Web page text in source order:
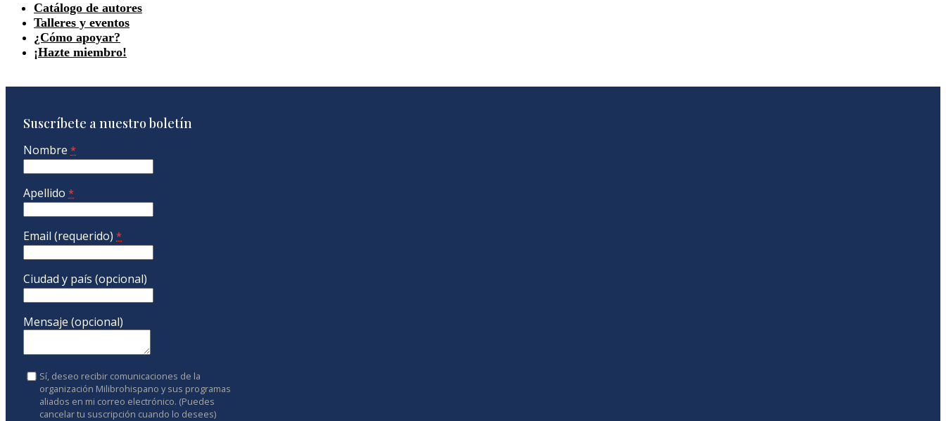
Catálogo de autores
Talleres y eventos
¿Cómo apoyar?
¡Hazte miembro!
Suscríbete a nuestro boletín
Nombre *
Apellido *
Email (requerido) *
Ciudad y país (opcional)
Mensaje (opcional)
Sí, deseo recibir comunicaciones de la
organización Milibrohispano y sus programas
aliados en mi correo electrónico. (Puedes
cancelar tu suscripción cuando lo desees)